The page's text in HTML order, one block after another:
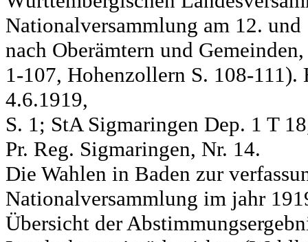
Nationalversammlung am 12. und
nach Oberämtern und
1-107, Hohenzollern S. 108-
4.6.1919,
S. 1; StA Sigmaringen Dep. 1 T
Pr. Reg. Sigmaringen, Nr. 14.
Die Wahlen in Baden zur
Nationalversammlung im jahr
Übersicht der